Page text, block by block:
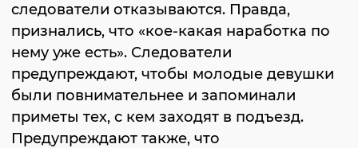
следователи отказываются. Правда,
признались, что «кое-какая наработка по
нему уже есть». Следователи
предупреждают, чтобы молодые девушки
были повнимательнее и запоминали
приметы тех, с кем заходят в подъезд.
Предупреждают также, что